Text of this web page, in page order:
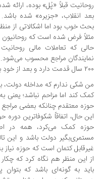
قبلاً «پُل» بوده، ارائه شده
انقلاب، «جزیره» شده باشد. به
خوب بود اما اشکالاتی از منظر
فرض شده است که روحانیون همیشه
که تعاملات مالی روحانیت
مراجع محسوب می‌شود. دوم هم
شکی ندارم که مداخله دولت، به
کند اما مزاحم نباشد؛ یعنی به یک
معتقدم چنانکه بعضی مراجع هم به
حال، اتفاقاً شکوفاترین دوره حوزه
کمک می‌کرد، همه در اصل
دولت باشد و این تالی
کتمان است که حوزه نیاز به
این منظر هم نگاه کرد که چکار
به گونه‌ای باشد که بتوان